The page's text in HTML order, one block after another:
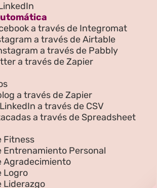
a través de Integromat
a través de Airtable
a través de Pabbly
a través de Zapier
a través de Zapier
a través de CSV
a través de Spreadsheet
Fitness
Entrenamiento Personal
Agradecimiento
Logro
Liderazgo